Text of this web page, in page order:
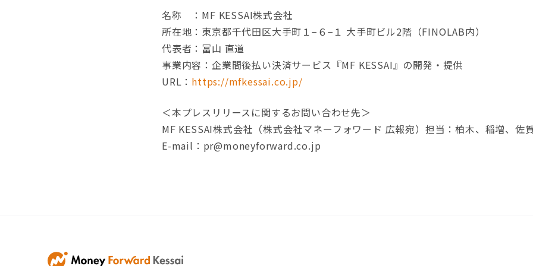
名称 ：MF KESSAI株式会社
所在地：東京都千代田区大手町１−６−１ 大手町ビル2階（FINOLAB内）
代表者：冨山 直道
事業内容：企業間後払い決済サービス『MF KESSAI』の開発・提供
URL： https://mfkessai.co.jp/
＜本プレスリリースに関するお問い合わせ先＞
MF KESSAI株式会社（株式会社マネーフォワード 広報宛）担当：柏木、稲増、佐
E-mail：pr@moneyforward.co.jp